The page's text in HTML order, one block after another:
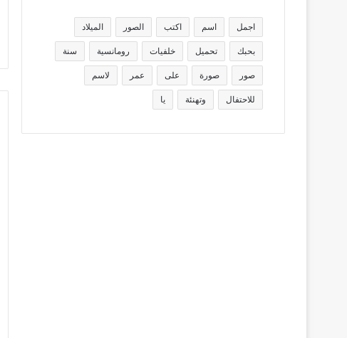
اجمل اسم اكتب الصور الميلاد
بحبك تحميل خلفيات رومانسية سنة
صور صورة على عمر لاسم
للاحتفال وتهنئة يا